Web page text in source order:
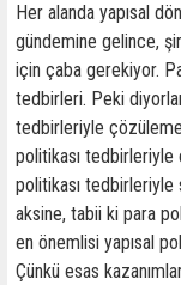
Her alanda yapısal
gündemine gelince,
için çaba gerekiyor.
tedbirleri. Peki
tedbirleriyle
politikası
politikası tedbirleriyle
aksine, tabii ki para
en önemlisi yapısal
Çünkü esas